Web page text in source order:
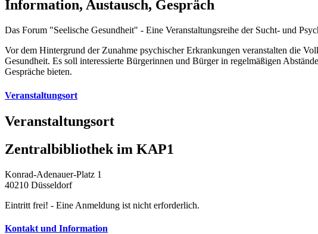
Information, Austausch, Gespräch
Das Forum "Seelische Gesundheit" - Eine Veranstaltungsreihe der Sucht- und
Vor dem Hintergrund der Zunahme psychischer Erkrankungen veranstalten die
Gesundheit. Es soll interessierte Bürgerinnen und Bürger in regelmäßigen
Gespräche bieten.
Veranstaltungsort
Veranstaltungsort
Zentralbibliothek im KAP1
Konrad-Adenauer-Platz 1
40210 Düsseldorf
Eintritt frei! - Eine Anmeldung ist nicht erforderlich.
Kontakt und Information